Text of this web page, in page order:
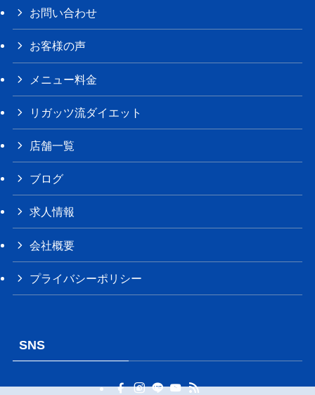
お問い合わせ
お客様の声
メニュー料金
リガッツ流ダイエット
店舗一覧
ブログ
求人情報
会社概要
プライバシーポリシー
SNS